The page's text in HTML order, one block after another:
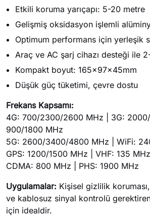
Etkili koruma yarıçapı: 5-20 metre
Gelişmiş oksidasyon işlemli
Optimum performans için yerleşik
Araç ve AC şarj cihazı desteği ile
Kompakt boyut: 165×97×45mm
Düşük güç tüketimi, çevre dostu
Frekans Kapsamı:
4G: 700/2300/2600 MHz | 3G:
900/1800 MHz
5G: 2600/3400/4800 MHz | WiFi:
GPS: 1200/1500 MHz | VHF: 135
CDMA: 800 MHz | PHS: 1900 MHz
Uygulamalar: Kişisel gizlilik
ve kablosuz sinyal kontrolü
için idealdir.